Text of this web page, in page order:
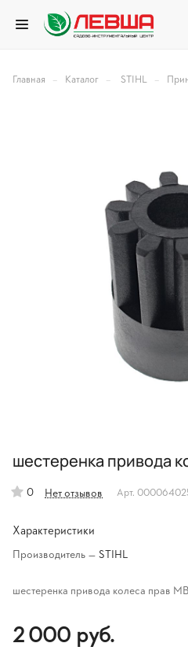
Главная – Каталог – STIHL –
шестеренка привода
0 Нет отзывов Арт.
Характеристики
Производитель — STIHL
шестеренка привода колеса прав
2 000 руб.